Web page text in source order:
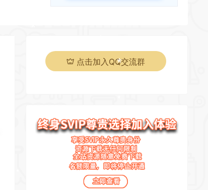
点击加入QQ交流群
*